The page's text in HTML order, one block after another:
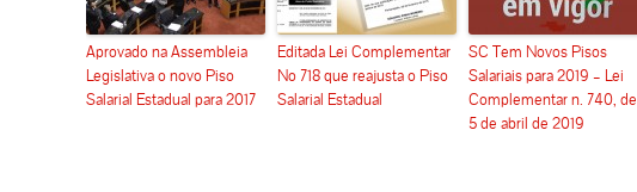
Aprovado na Assembleia
Legislativa o novo Piso
Salarial Estadual para 2017
Editada Lei Complementar
No 718 que reajusta o Piso
Salarial Estadual
SC Tem Novos Pisos
Salariais para 2019 – Lei
Complementar n. 740, de
5 de abril de 2019